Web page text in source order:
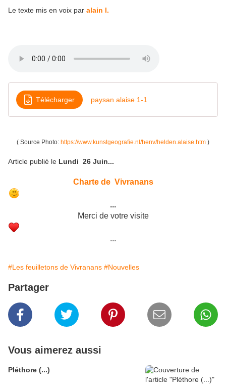
Le texte mis en voix par alain l.
Télécharger paysan alaise 1-1
( Source Photo: https://www.kunstgeografie.nl/henv/helden.alaise.htm )
Article publié le Lundi 26 Juin...
Charte de Vivranans
...
Merci de votre visite
...
#Les feuilletons de Vivranans #Nouvelles
Partager
Vous aimerez aussi
Pléthore (...)